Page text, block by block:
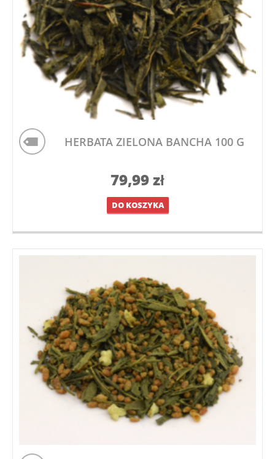
HERBATA ZIELONA BANCHA 100 G
79,99zł
DO KOSZYKA